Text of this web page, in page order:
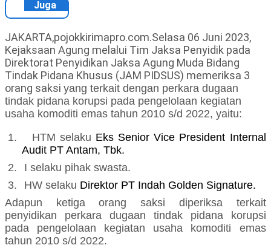
Juga
JAKARTA,pojokkirimapro.com.Selasa 06 Juni 2023,
Kejaksaan Agung melalui Tim Jaksa Penyidik pada
Direktorat Penyidikan Jaksa Agung Muda Bidang
Tindak Pidana Khusus (JAM PIDSUS) memeriksa 3
orang saksi yang terkait dengan perkara dugaan
tindak pidana korupsi pada pengelolaan kegiatan
usaha komoditi emas tahun 2010 s/d 2022, yaitu:
1.
HTM selaku Eks Senior Vice President Internal
Audit PT Antam, Tbk.
2.
I selaku pihak swasta.
3.
HW selaku Direktor PT Indah Golden Signature.
Adapun ketiga orang saksi diperiksa terkait
penyidikan perkara dugaan tindak pidana korupsi
pada pengelolaan kegiatan usaha komoditi emas
tahun 2010 s/d 2022.